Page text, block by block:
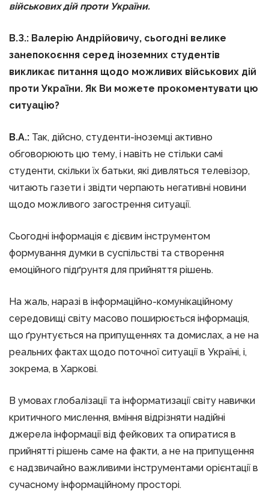
військових дій проти України.
В.З.: Валерію Андрійовичу, сьогодні велике
занепокоєння серед іноземних студентів
викликає питання щодо можливих військових дій
проти України. Як Ви можете прокоментувати цю
ситуацію?
В.А.: Так, дійсно, студенти-іноземці активно
обговорюють цю тему, і навіть не стільки самі
студенти, скільки їх батьки, які дивляться телевізор,
читають газети і звідти черпають негативні новини
щодо можливого загострення ситуації.
Сьогодні інформація є дієвим інструментом
формування думки в суспільстві та створення
емоційного підґрунтя для прийняття рішень.
На жаль, наразі в інформаційно-комунікаційному
середовищі світу масово поширюється інформація,
що ґрунтується на припущеннях та домислах, а не на
реальних фактах щодо поточної ситуації в Україні, і,
зокрема, в Харкові.
В умовах глобалізації та інформатизації світу навички
критичного мислення, вміння відрізняти надійні
джерела інформації від фейкових та опиратися в
прийнятті рішень саме на факти, а не на припущення
є надзвичайно важливими інструментами орієнтації в
сучасному інформаційному просторі.